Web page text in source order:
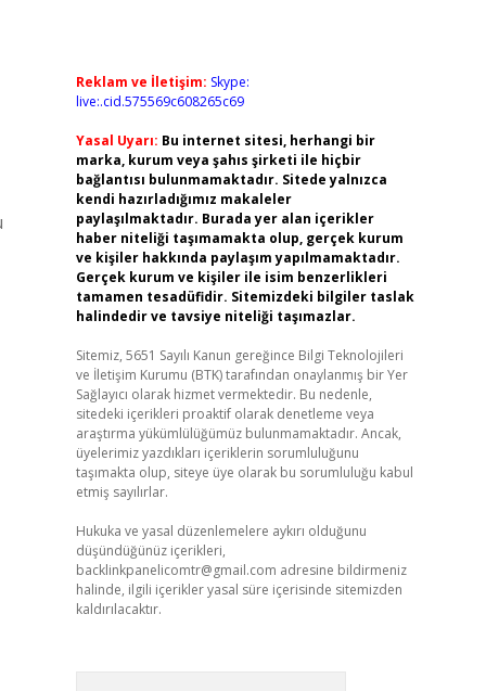
Reklam ve İletişim: Skype:
live:.cid.575569c608265c69
Yasal Uyarı: Bu internet sitesi, herhangi bir
marka, kurum veya şahıs şirketi ile hiçbir
bağlantısı bulunmamaktadır. Sitede yalnızca
kendi hazırladığımız makaleler
paylaşılmaktadır. Burada yer alan içerikler
haber niteliği taşımamakta olup, gerçek kurum
ve kişiler hakkında paylaşım yapılmamaktadır.
Gerçek kurum ve kişiler ile isim benzerlikleri
tamamen tesadüfidir. Sitemizdeki bilgiler taslak
halindedir ve tavsiye niteliği taşımazlar.
Sitemiz, 5651 Sayılı Kanun gereğince Bilgi Teknolojileri
ve İletişim Kurumu (BTK) tarafından onaylanmış bir Yer
Sağlayıcı olarak hizmet vermektedir. Bu nedenle,
sitedeki içerikleri proaktif olarak denetleme veya
araştırma yükümlülüğümüz bulunmamaktadır. Ancak,
üyelerimiz yazdıkları içeriklerin sorumluluğunu
taşımakta olup, siteye üye olarak bu sorumluluğu kabul
etmiş sayılırlar.
Hukuka ve yasal düzenlemelere aykırı olduğunu
düşündüğünüz içerikleri,
backlinkpanelicomtr@gmail.com adresine bildirmeniz
halinde, ilgili içerikler yasal süre içerisinde sitemizden
kaldırılacaktır.